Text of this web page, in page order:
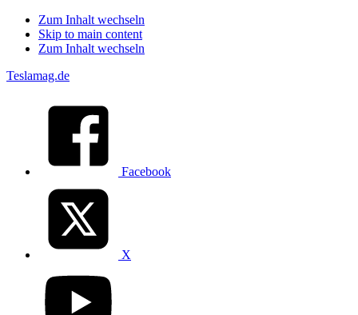
Zum Inhalt wechseln
Skip to main content
Zum Inhalt wechseln
Teslamag.de
Facebook
X